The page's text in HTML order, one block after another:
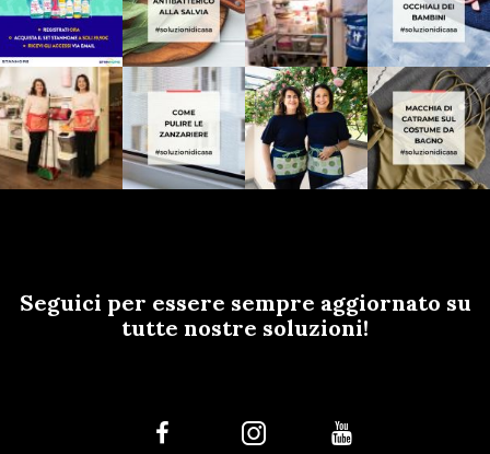
Seguici per essere sempre aggiornato su
tutte nostre soluzioni!